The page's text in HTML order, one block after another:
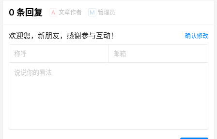
0 条回复 A 文章作者 M 管理员
欢迎您，新朋友，感谢参与互动！ 确认修改